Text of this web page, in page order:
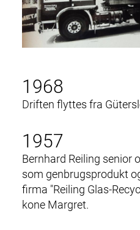
1968
Driften flyttes fra
1957
Bernhard Reiling senior
som genbrugsprodukt
firma "Reiling Glas-
kone Margret.